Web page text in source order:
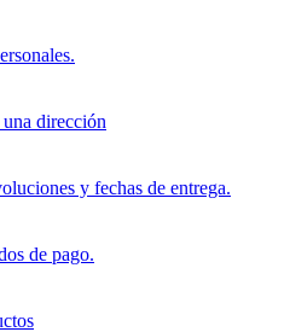
dirección
y fechas de entrega.
de pago.